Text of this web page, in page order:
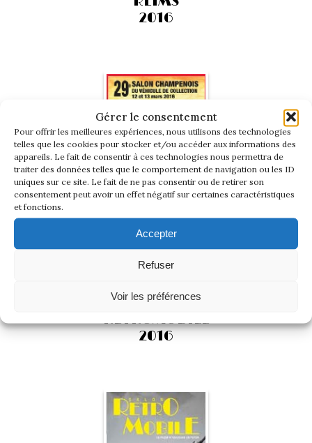
Gérer le consentement
Pour offrir les meilleures expériences, nous utilisons des technologies
telles que les cookies pour stocker et/ou accéder aux informations des
appareils. Le fait de consentir à ces technologies nous permettra de
traiter des données telles que le comportement de navigation ou les ID
uniques sur ce site. Le fait de ne pas consentir ou de retirer son
consentement peut avoir un effet négatif sur certaines caractéristiques
et fonctions.
Accepter
Refuser
Voir les préférences
2016
RETROMOBILE
2016